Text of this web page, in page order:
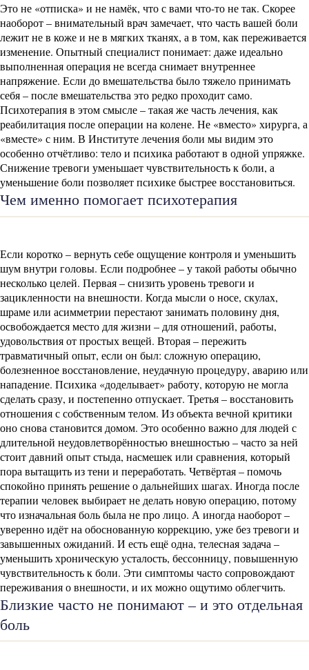
Это не «отписка» и не намёк, что с вами что-то не так. Скорее
наоборот – внимательный врач замечает, что часть вашей боли
лежит не в коже и не в мягких тканях, а в том, как переживается
изменение. Опытный специалист понимает: даже идеально
выполненная операция не всегда снимает внутреннее
напряжение. Если до вмешательства было тяжело принимать
себя – после вмешательства это редко проходит само.
Психотерапия в этом смысле – такая же часть лечения, как
реабилитация после операции на колене. Не «вместо» хирурга, а
«вместе» с ним. В Институте лечения боли мы видим это
особенно отчётливо: тело и психика работают в одной упряжке.
Снижение тревоги уменьшает чувствительность к боли, а
уменьшение боли позволяет психике быстрее восстановиться.
Чем именно помогает психотерапия
Если коротко – вернуть себе ощущение контроля и уменьшить
шум внутри головы. Если подробнее – у такой работы обычно
несколько целей. Первая – снизить уровень тревоги и
зацикленности на внешности. Когда мысли о носе, скулах,
шраме или асимметрии перестают занимать половину дня,
освобождается место для жизни – для отношений, работы,
удовольствия от простых вещей. Вторая – пережить
травматичный опыт, если он был: сложную операцию,
болезненное восстановление, неудачную процедуру, аварию или
нападение. Психика «доделывает» работу, которую не могла
сделать сразу, и постепенно отпускает. Третья – восстановить
отношения с собственным телом. Из объекта вечной критики
оно снова становится домом. Это особенно важно для людей с
длительной неудовлетворённостью внешностью – часто за ней
стоит давний опыт стыда, насмешек или сравнения, который
пора вытащить из тени и переработать. Четвёртая – помочь
спокойно принять решение о дальнейших шагах. Иногда после
терапии человек выбирает не делать новую операцию, потому
что изначальная боль была не про лицо. А иногда наоборот –
уверенно идёт на обоснованную коррекцию, уже без тревоги и
завышенных ожиданий. И есть ещё одна, телесная задача –
уменьшить хроническую усталость, бессонницу, повышенную
чувствительность к боли. Эти симптомы часто сопровождают
переживания о внешности, и их можно ощутимо облегчить.
Близкие часто не понимают – и это отдельная
боль